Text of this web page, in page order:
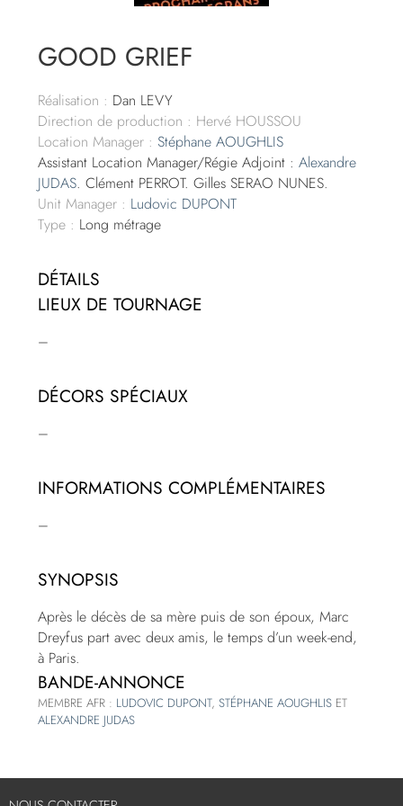
GOOD GRIEF
Réalisation : Dan LEVY
Direction de production : Hervé HOUSSOU
Location Manager : Stéphane AOUGHLIS
Assistant Location Manager/Régie Adjoint :Alexandre
JUDAS. Clément PERROT. Gilles SERAO NUNES.
Unit Manager : Ludovic DUPONT
Type : Long métrage
DÉTAILS
LIEUX DE TOURNAGE
–
DÉCORS SPÉCIAUX
–
INFORMATIONS COMPLÉMENTAIRES
–
SYNOPSIS
Après le décès de sa mère puis de son époux, Marc
Dreyfus part avec deux amis, le temps d’un week-end,
à Paris.
BANDE-ANNONCE
MEMBRE AFR : LUDOVIC DUPONT,STÉPHANE AOUGHLIS ET
ALEXANDRE JUDAS